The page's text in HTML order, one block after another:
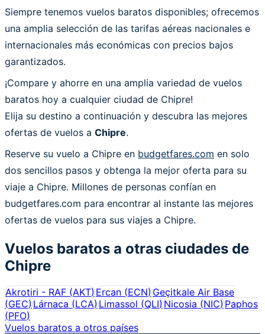
Siempre tenemos vuelos baratos disponibles; ofrecemos
una amplia selección de las tarifas aéreas nacionales e
internacionales más económicas con precios bajos
garantizados.
¡Compare y ahorre en una amplia variedad de vuelos
baratos hoy a cualquier ciudad de Chipre!
Elija su destino a continuación y descubra las mejores
ofertas de vuelos a Chipre.
Reserve su vuelo a Chipre en budgetfares.com en solo
dos sencillos pasos y obtenga la mejor oferta para su
viaje a Chipre. Millones de personas confían en
budgetfares.com para encontrar al instante las mejores
ofertas de vuelos para sus viajes a Chipre.
Vuelos baratos a otras ciudades de
Chipre
Akrotiri - RAF (AKT)Ercan (ECN)Geçitkale Air Base
(GEC)Lárnaca (LCA)Limassol (QLI) Nicosia (NIC) Paphos
(PFO)
Vuelos baratos a otros países